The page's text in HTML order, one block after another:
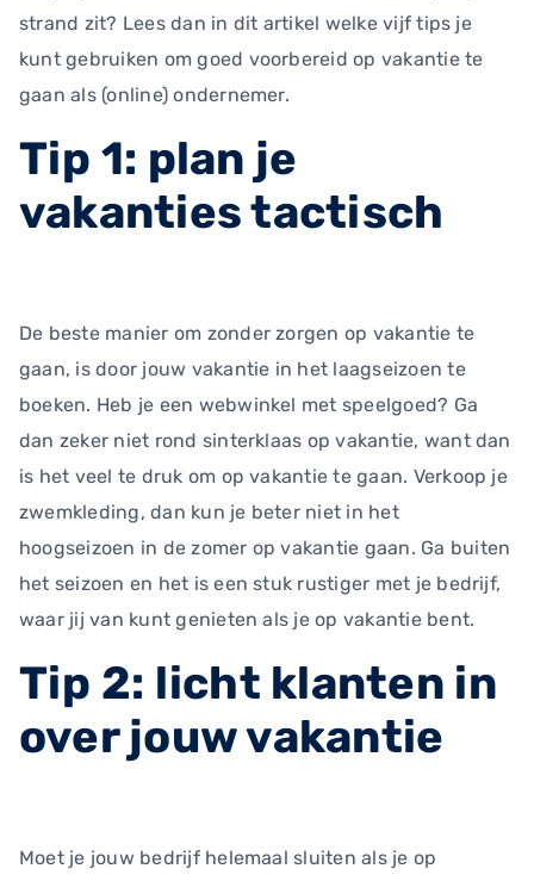
strand zit? Lees dan in dit artikel welke vijf tips je
kunt gebruiken om goed voorbereid op vakantie te
gaan als (online) ondernemer.
Tip 1: plan je
vakanties tactisch
De beste manier om zonder zorgen op vakantie te
gaan, is door jouw vakantie in het laagseizoen te
boeken. Heb je een webwinkel met speelgoed? Ga
dan zeker niet rond sinterklaas op vakantie, want dan
is het veel te druk om op vakantie te gaan. Verkoop je
zwemkleding, dan kun je beter niet in het
hoogseizoen in de zomer op vakantie gaan. Ga buiten
het seizoen en het is een stuk rustiger met je bedrijf,
waar jij van kunt genieten als je op vakantie bent.
Tip 2: licht klanten in
over jouw vakantie
Moet je jouw bedrijf helemaal sluiten als je op